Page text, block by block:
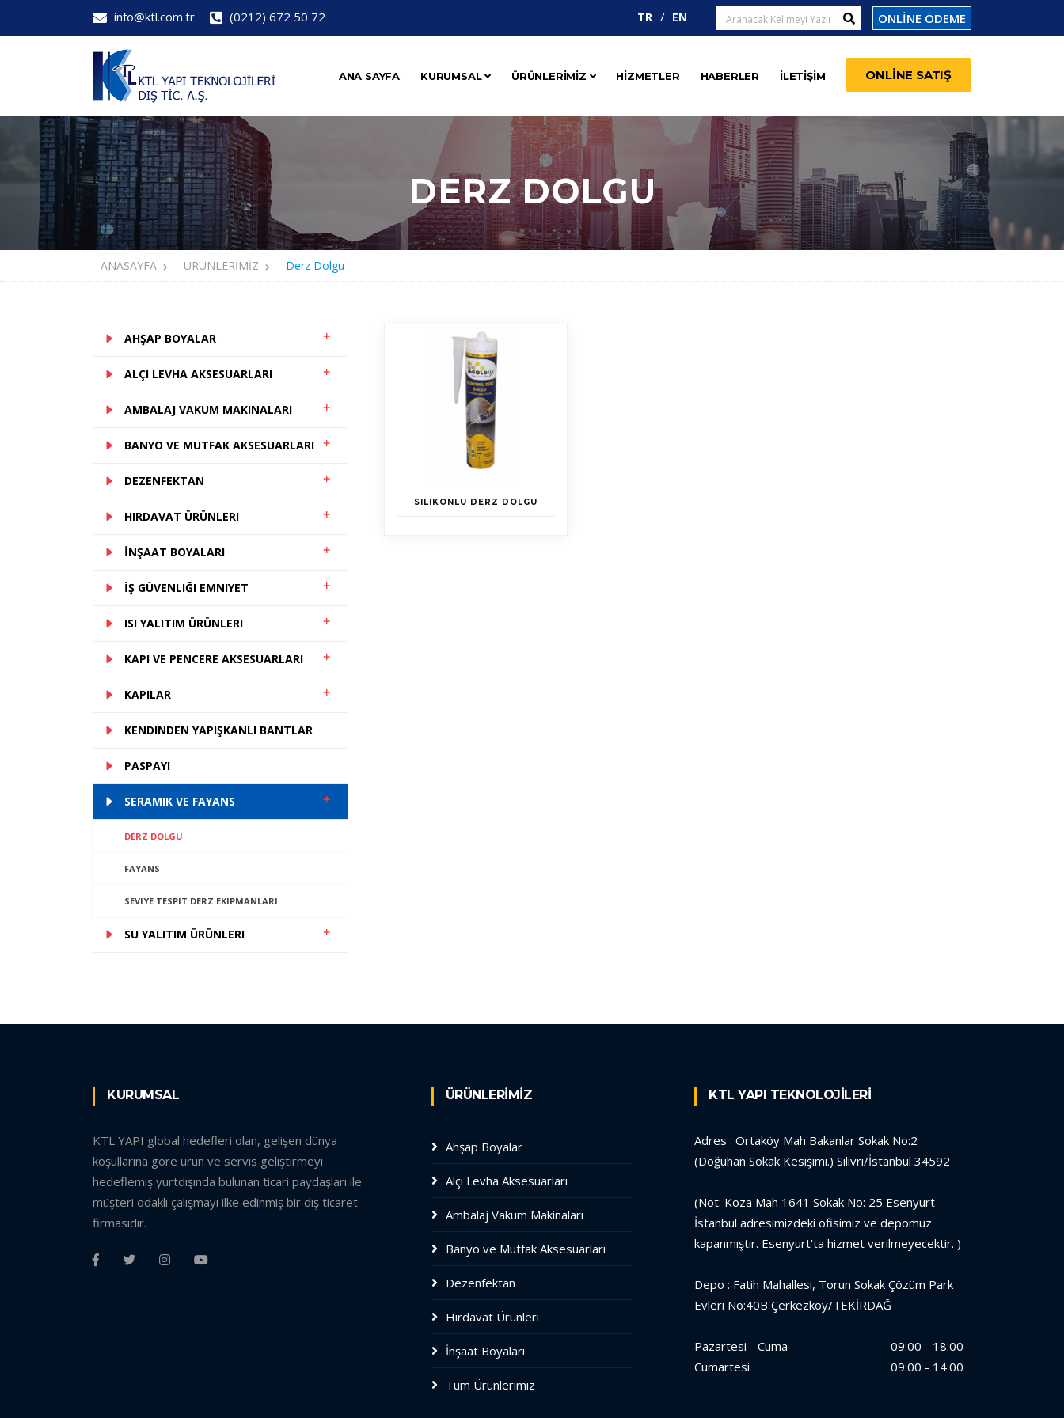
info@ktl.com.tr (0212) 672 50 72 TR EN ONLİNE ÖDEME
ANA SAYFA KURUMSAL ÜRÜNLERİMİZ HİZMETLER HABERLER İLETİŞİM ONLİNE SATIŞ
DERZ DOLGU
ANASAYFA ÜRÜNLERİMİZ Derz Dolgu
AHŞAP BOYALAR
ALÇI LEVHA AKSESUARLARI
AMBALAJ VAKUM MAKINALARI
BANYO VE MUTFAK AKSESUARLARI
DEZENFEKTAN
HIRDAVAT ÜRÜNLERI
İNŞAAT BOYALARI
İŞ GÜVENLIĞI EMNIYET
ISI YALITIM ÜRÜNLERI
KAPI VE PENCERE AKSESUARLARI
KAPILAR
KENDINDEN YAPIŞKANLI BANTLAR
PASPAYI
SERAMIK VE FAYANS
DERZ DOLGU
FAYANS
SEVIYE TESPIT DERZ EKIPMANLARI
SU YALITIM ÜRÜNLERI
SILIKONLU DERZ DOLGU
KURUMSAL
KTL YAPI global hedefleri olan, gelişen dünya
koşullarına göre ürün ve servis geliştirmeyi
hedeflemiş yurtdışında bulunan ticari paydaşları ile
müşteri odaklı çalışmayı ilke edinmiş bir dış ticaret
firmasıdır.
ÜRÜNLERİMİZ
Ahşap Boyalar
Alçı Levha Aksesuarları
Ambalaj Vakum Makinaları
Banyo ve Mutfak Aksesuarları
Dezenfektan
Hırdavat Ürünleri
İnşaat Boyaları
Tüm Ürünlerimiz
KTL YAPI TEKNOLOJİLERİ
Adres : Ortaköy Mah Bakanlar Sokak No:2
(Doğuhan Sokak Kesişimi.) Silivri/İstanbul 34592
(Not: Koza Mah 1641 Sokak No: 25 Esenyurt
İstanbul adresimizdeki ofisimiz ve depomuz
kapanmıştır. Esenyurt'ta hizmet verilmeyecektir. )
Depo : Fatih Mahallesi, Torun Sokak Çözüm Park
Evleri No:40B Çerkezköy/TEKİRDAĞ
Pazartesi - Cuma
09:00 - 18:00
Cumartesi
09:00 - 14:00